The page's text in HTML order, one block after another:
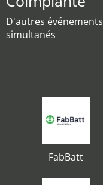
D'autres événements
simultanés
FabBatt